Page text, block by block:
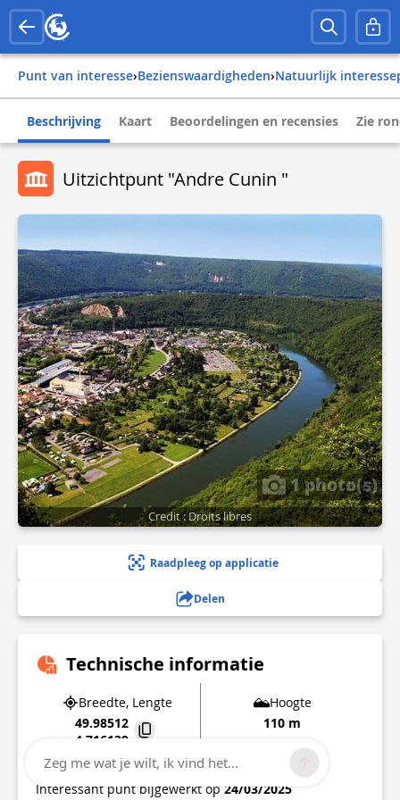
Punt van interesse› Bezienswaardigheden› Natuurlijk
Beschrijving Kaart Beoordelingen en recensies Zie
Uitzichtpunt "Andre Cunin "
1 photo(s)
Credit : Droits libres
Raadpleeg op applicatie
Delen
Technische informatie
Breedte, Lengte
49.98512
4.716139
Hoogte
110 m
08170
HAYBES
Interessant punt bijgewerkt op 24/03/2025
Zeg me wat je wilt, ik vind het...